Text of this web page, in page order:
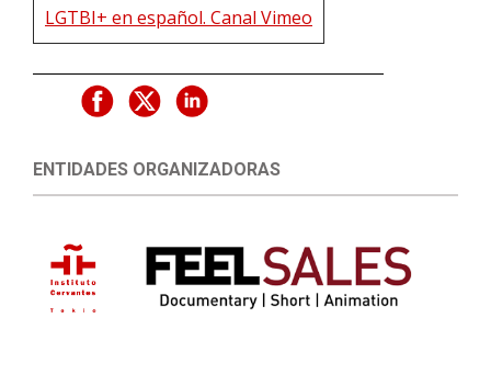
LGTBI+ en español. Canal Vimeo
ENTIDADES ORGANIZADORAS